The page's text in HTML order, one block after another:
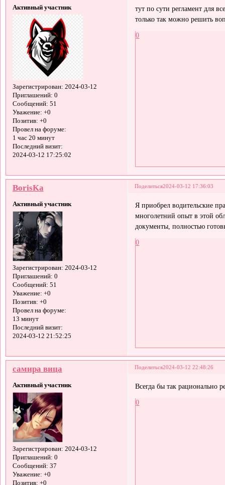
Активный участник
Зарегистрирован: 2024-03-12
Приглашений: 0
Сообщений: 51
Уважение: +0
Позитив: +0
Провел на форуме:
1 час 20 минут
Последний визит:
2024-03-12 17:25:02
тут по сути регламент для
только так можно решить
0
Поделиться2024-03-12 17:36:03
BorisKa
Активный участник
Зарегистрирован: 2024-03-12
Приглашений: 0
Сообщений: 51
Уважение: +0
Позитив: +0
Провел на форуме:
13 минут
Последний визит:
2024-03-12 21:52:25
Я приобрел водительские
многолетний опыт в этой
документы, полностью
0
Поделиться2024-03-12 22:48:26
самира вица
Активный участник
Зарегистрирован: 2024-03-12
Приглашений: 0
Сообщений: 37
Уважение: +0
Позитив: +0
Всегда бы так рационально
0